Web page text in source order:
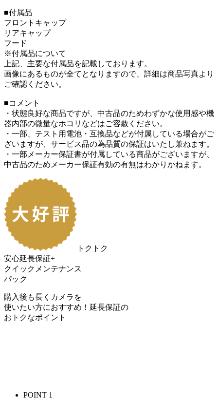
■付属品
フロントキャップ
リアキャップ
フード
※付属品について
上記、主要な付属品を記載しております。
画像にあるものが全てとなりますので、詳細は商品写真より
ご確認ください。
■コメント
・状態良好な商品ですが、中古品のためわずかな使用感や機
器内部の微量なホコリなどはご容赦ください。
・一部、テスト用電池・互換品などが付属している場合がご
ざいますが、サービス品の為品質の保証はいたし兼ねます。
・一部メーカー保証書が付属している商品がございますが、
中古品のためメーカー保証有効の有無はわかりかねます。
トクトク
安心延長保証+
クイックメンテナンス
パック
購入後も長くカメラを
使いたい方におすすめ！ 延長保証の
おトクなポイント
POINT 1